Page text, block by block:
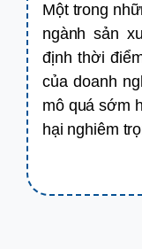
Một trong
ngành sản
định thời
của doanh
mô quá sớm
hại nghiêm